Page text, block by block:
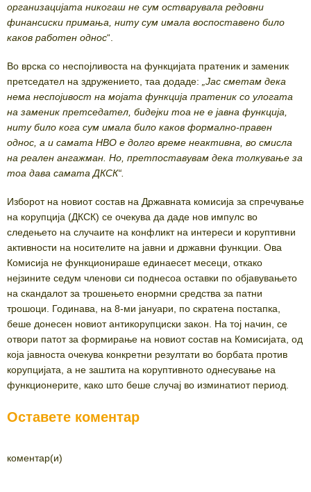
организацијата никогаш не сум остварувала редовни
финансиски примања, ниту сум имала воспоставено било
каков работен однос“.
Во врска со неспојливоста на функцијата пратеник и заменик
претседател на здружението, таа додаде:
„Јас сметам дека
нема неспојивост на мојата функција пратеник со улогата
на заменик претседател, бидејки тоа не е јавна функција,
ниту било кога сум имала било каков формално-правен
однос, а и самата НВО е долго време неактивна, во смисла
на реален ангажман. Но, претпоставувам дека толкување за
тоа дава самата ДКСК“.
Изборот на новиот состав на Државната комисија за спречување
на корупција (ДКСК) се очекува да даде нов импулс во
следењето на случаите на конфликт на интереси и коруптивни
активности на носителите на јавни и државни функции. Ова
Комисија не функционираше единаесет месеци, откако
нејзините седум членови си поднесоа оставки по објавувањето
на скандалот за трошењето енормни средства за патни
трошоци. Годинава, на 8-ми јануари, по скратена постапка,
беше донесен новиот антикорупциски закон. На тој начин, се
отвори патот за формирање на новиот состав на Комисијата, од
која јавноста очекува конкретни резултати во борбата против
корупцијата, а не заштита на коруптивното однесување на
функционерите, како што беше случај во изминатиот период.
Оставете коментар
коментар(и)